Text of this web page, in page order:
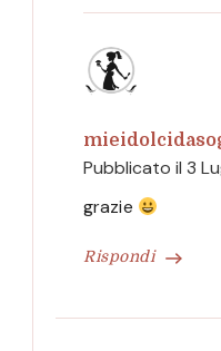
Pubblicato il 3
Rispondi
grazie